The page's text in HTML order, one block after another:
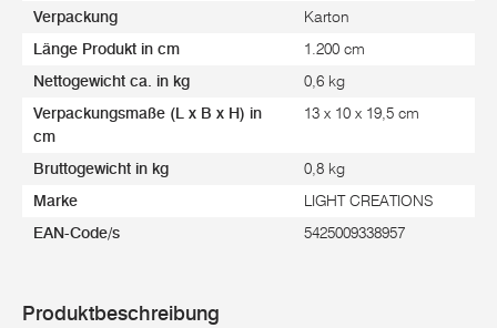
Verpackung Karton
Länge Produkt in cm 1.200 cm
Nettogewicht ca. in kg 0,6 kg
Verpackungsmaße (L x B x H) in
cm
13 x 10 x 19,5 cm
Bruttogewicht in kg 0,8 kg
Marke LIGHT CREATIONS
EAN-Code/s 5425009338957
Produktbeschreibung